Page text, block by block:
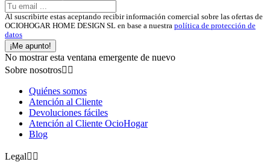
Al suscribirte estas aceptando recibir información comercial sobre las ofertas de
OCIOHOGAR HOME DESIGN SL en base a nuestra política de protección de
datos
¡Me apunto!
No mostrar esta ventana emergente de nuevo
Sobre nosotros 
Quiénes somos
Atención al Cliente
Devoluciones fáciles
Atención al Cliente OcioHogar
Blog
Legal 